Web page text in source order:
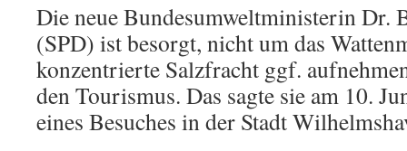
Die neue Bundesumweltministerin Dr.
(SPD) ist besorgt, nicht um das
konzentrierte Salzfracht ggf.
den Tourismus. Das sagte sie am 10.
eines Besuches in der Stadt